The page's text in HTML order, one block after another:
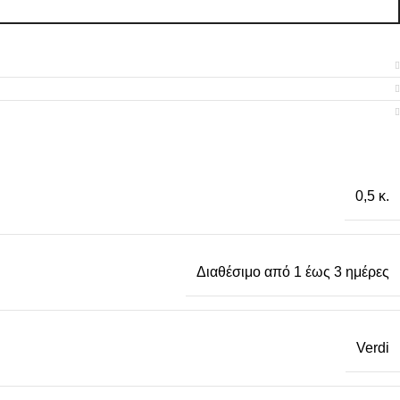
0,5 κ.
Διαθέσιμο από 1 έως 3 ημέρες
Verdi